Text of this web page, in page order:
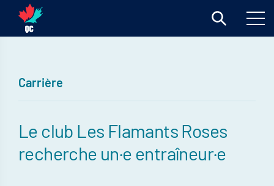
Carrière
Le club Les Flamants Roses
recherche un·e entraîneur·e